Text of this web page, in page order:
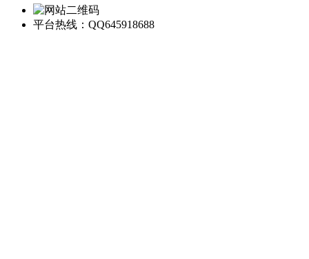
平台热线：QQ645918688